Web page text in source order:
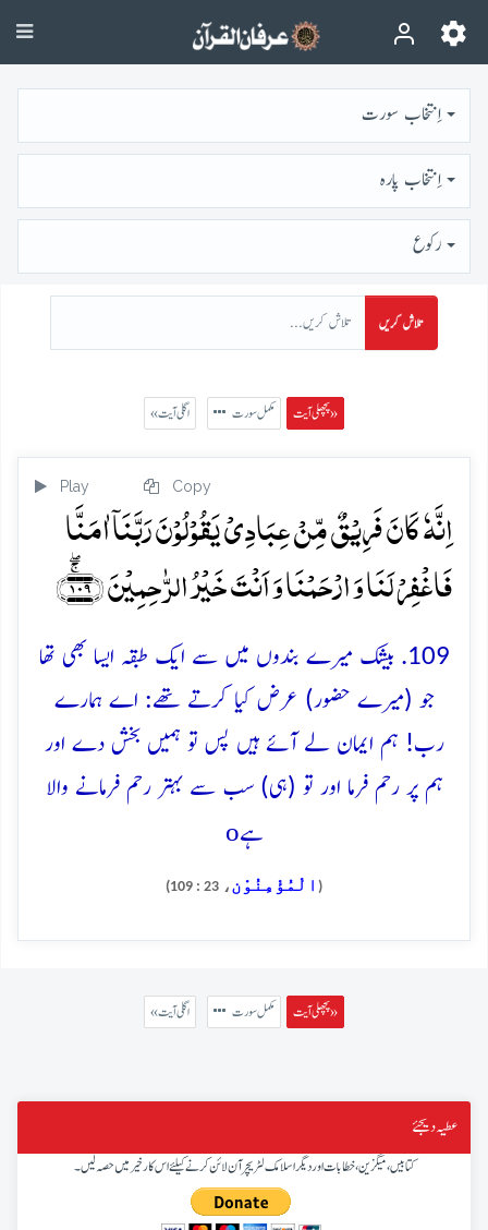
اِنتخاب سورت
اِنتخاب پارہ
رُكوع
تلاش کریں
پچھلی آیت » مکمل سورت « اگلی آیت
Play Copy
اِنَّہٗ کَانَ فَرِیۡقٌ مِّنۡ عِبَادِیۡ یَقُوۡلُوۡنَ رَبَّنَاۤ اٰمَنَّا
فَاغۡفِرۡ لَنَا وَ ارۡحَمۡنَا وَ اَنۡتَ خَیۡرُ الرّٰحِمِیۡنَ ﴿۱۰۹﴾ۚۖ
109. بیشک میرے بندوں میں سے ایک طبقہ ایسا بھی تھا
جو (میرے حضور) عرض کیا کرتے تھے: اے ہمارے
رب! ہم ایمان لے آئے ہیں پس تو ہمیں بخش دے اور
ہم پر رحم فرما اور تو (ہی) سب سے بہتر رحم فرمانے والا
ہےo
( الْمُؤْمِنُوْن ، 23 : 109)
پچھلی آیت » مکمل سورت « اگلی آیت
عطیہ دیجئے
کتابیں، میگزین، خطابات اور دیگر اسلامک لٹریچر آن لائن کرنے کیلئے اس کار خیر میں حصہ لیں۔